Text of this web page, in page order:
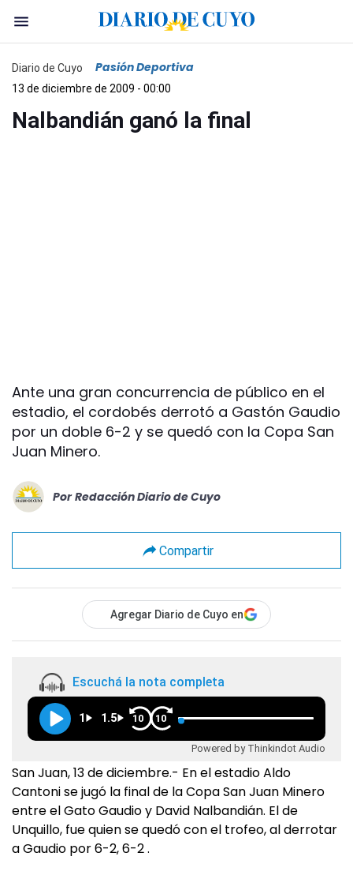
Diario de Cuyo Pasión Deportiva
13 de diciembre de 2009 - 00:00
Nalbandián ganó la final
Ante una gran concurrencia de público en el
estadio, el cordobés derrotó a Gastón Gaudio
por un doble 6-2 y se quedó con la Copa San
Juan Minero.
Por Redacción Diario de Cuyo
Compartir
Agregar Diario de Cuyo en
Escuchá la nota completa
1 1.5 10 10
Powered by Thinkindot Audio
San Juan, 13 de diciembre.- En el estadio Aldo
Cantoni se jugó la final de la Copa San Juan Minero
entre el Gato Gaudio y David Nalbandián. El de
Unquillo, fue quien se quedó con el trofeo, al derrotar
a Gaudio por 6-2, 6-2 .